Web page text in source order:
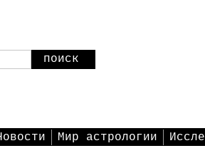
поиск
Мир астрологии